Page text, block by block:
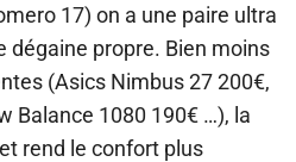
17) on a une paire ultra
dégaine propre. Bien moins
(Asics Nimbus 27 200€,
Balance 1080 190€ …), la
rend le confort plus